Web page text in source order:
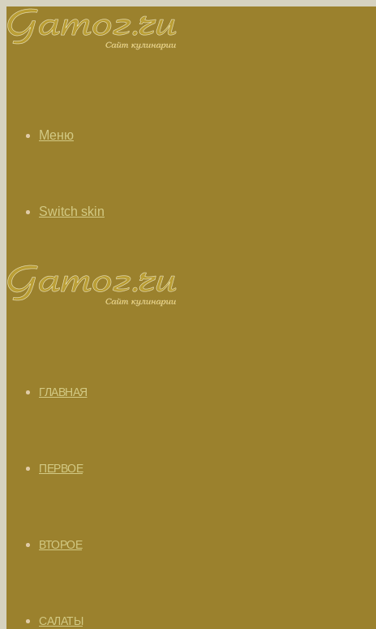
Меню
Switch skin
ГЛАВНАЯ
ПЕРВОЕ
ВТОРОЕ
САЛАТЫ